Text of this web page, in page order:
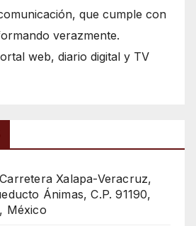
que cumple con
verazmente.
web, diario digital y TV
Xalapa-Veracruz,
Ánimas, C.P. 91190,
México